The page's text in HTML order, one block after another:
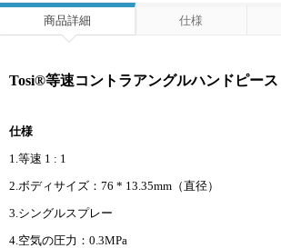
商品詳細 仕様
Tosi®等速コントラアングルハンドピース
仕様
1.等速 1 : 1
2.ボディサイズ：76 * 13.35mm（直径）
3.シングルスプレー
4.空気の圧力：0.3MPa